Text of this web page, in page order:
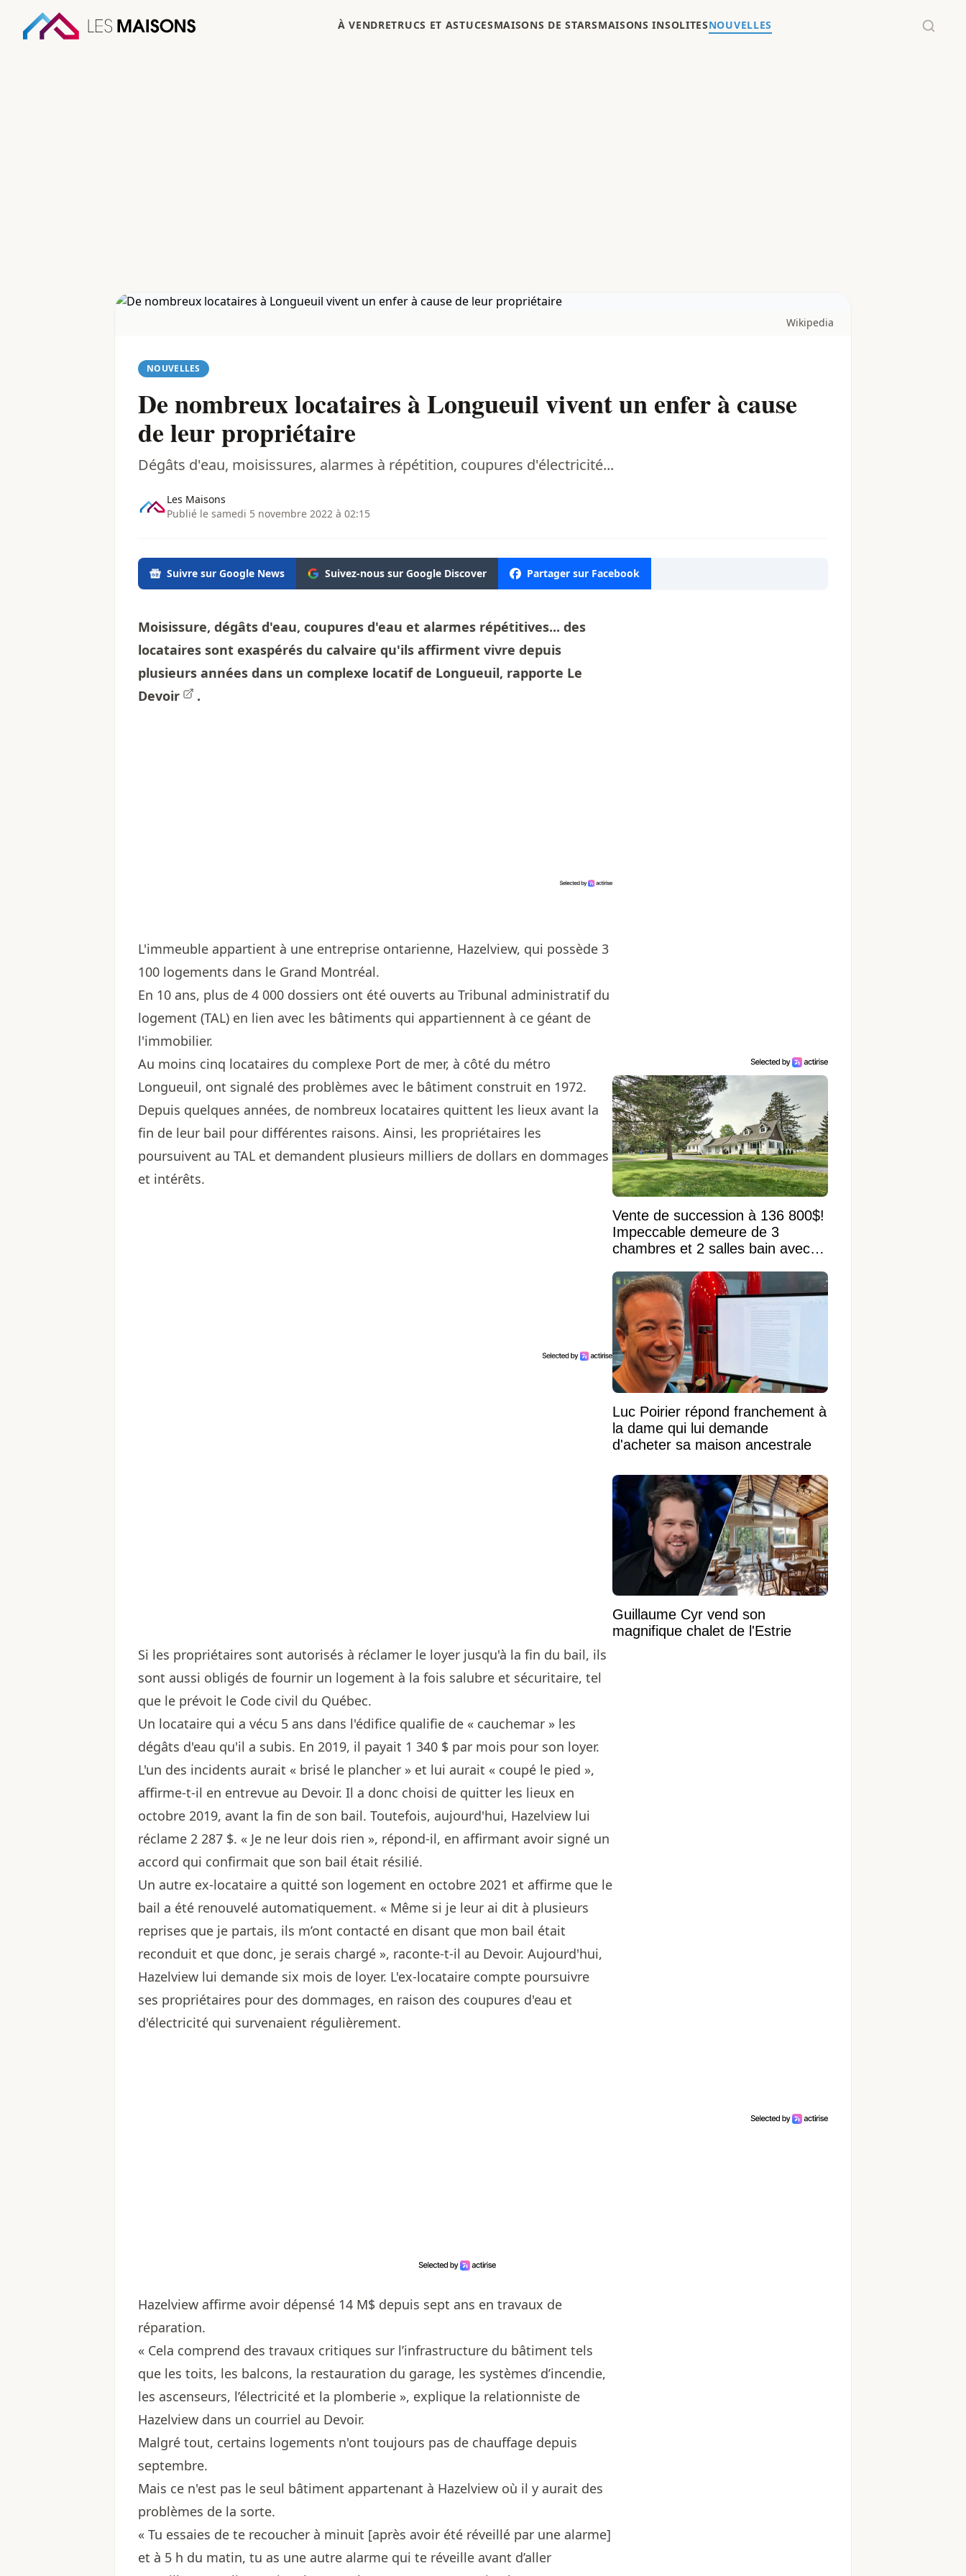
À VENDRETRUCS ET ASTUCESMAISONS DE STARSMAISONS INSOLITESNOUVELLES
Wikipedia
NOUVELLES
De nombreux locataires à Longueuil vivent un enfer à cause
de leur propriétaire
Dégâts d'eau, moisissures, alarmes à répétition, coupures d'électricité...
Les Maisons
Publié le samedi 5 novembre 2022 à 02:15
Suivre sur Google News Suivez-nous sur Google Discover Partager sur Facebook
Moisissure, dégâts d'eau, coupures d'eau et alarmes répétitives... des
locataires sont exaspérés du calvaire qu'ils affirment vivre depuis
plusieurs années dans un complexe locatif de Longueuil, rapporte Le
Devoir
.
L'immeuble appartient à une entreprise ontarienne, Hazelview, qui possède 3
100 logements dans le Grand Montréal.
En 10 ans, plus de 4 000 dossiers ont été ouverts au Tribunal administratif du
logement (TAL) en lien avec les bâtiments qui appartiennent à ce géant de
l'immobilier.
Au moins cinq locataires du complexe Port de mer, à côté du métro
Longueuil, ont signalé des problèmes avec le bâtiment construit en 1972.
Depuis quelques années, de nombreux locataires quittent les lieux avant la
fin de leur bail pour différentes raisons. Ainsi, les propriétaires les
poursuivent au TAL et demandent plusieurs milliers de dollars en dommages
et intérêts.
Si les propriétaires sont autorisés à réclamer le loyer jusqu'à la fin du bail, ils
sont aussi obligés de fournir un logement à la fois salubre et sécuritaire, tel
que le prévoit le Code civil du Québec.
Un locataire qui a vécu 5 ans dans l'édifice qualifie de « cauchemar » les
dégâts d'eau qu'il a subis. En 2019, il payait 1 340 $ par mois pour son loyer.
L'un des incidents aurait « brisé le plancher » et lui aurait « coupé le pied »,
affirme-t-il en entrevue au Devoir. Il a donc choisi de quitter les lieux en
octobre 2019, avant la fin de son bail. Toutefois, aujourd'hui, Hazelview lui
réclame 2 287 $. « Je ne leur dois rien », répond-il, en affirmant avoir signé un
accord qui confirmait que son bail était résilié.
Un autre ex-locataire a quitté son logement en octobre 2021 et affirme que le
bail a été renouvelé automatiquement. « Même si je leur ai dit à plusieurs
reprises que je partais, ils m’ont contacté en disant que mon bail était
reconduit et que donc, je serais chargé », raconte-t-il au Devoir. Aujourd'hui,
Hazelview lui demande six mois de loyer. L'ex-locataire compte poursuivre
ses propriétaires pour des dommages, en raison des coupures d'eau et
d'électricité qui survenaient régulièrement.
Hazelview affirme avoir dépensé 14 M$ depuis sept ans en travaux de
réparation.
« Cela comprend des travaux critiques sur l’infrastructure du bâtiment tels
que les toits, les balcons, la restauration du garage, les systèmes d’incendie,
les ascenseurs, l’électricité et la plomberie », explique la relationniste de
Hazelview dans un courriel au Devoir.
Malgré tout, certains logements n'ont toujours pas de chauffage depuis
septembre.
Mais ce n'est pas le seul bâtiment appartenant à Hazelview où il y aurait des
problèmes de la sorte.
« Tu essaies de te recoucher à minuit [après avoir été réveillé par une alarme]
et à 5 h du matin, tu as une autre alarme qui te réveille avant d’aller
Vente de succession à 136 800$!
Impeccable demeure de 3
chambres et 2 salles bain avec
Luc Poirier répond franchement à
la dame qui lui demande
d'acheter sa maison ancestrale
Guillaume Cyr vend son
magnifique chalet de l'Estrie